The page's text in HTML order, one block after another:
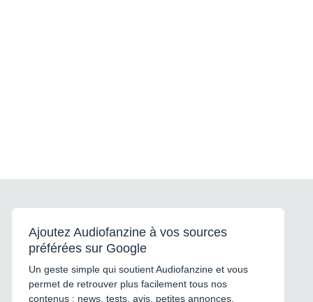
Ajoutez Audiofanzine à vos sources
préférées sur Google
Un geste simple qui soutient Audiofanzine et vous
permet de retrouver plus facilement tous nos
contenus : news, tests, avis, petites annonces,